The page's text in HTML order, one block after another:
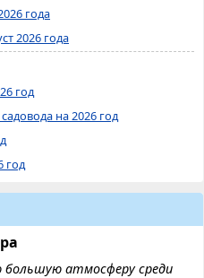
года
2026 года
год
на 2026 год
год
атмосферу среди